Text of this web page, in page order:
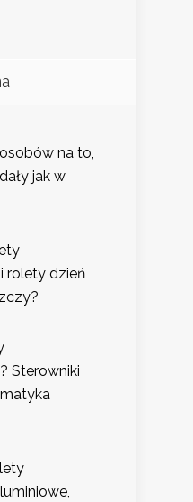
na to,
jak w
rolety dzień
Sterowniki